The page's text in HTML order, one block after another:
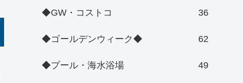
◆GW・コストコ 36
◆ゴールデンウィーク◆ 62
◆プール・海水浴場 49